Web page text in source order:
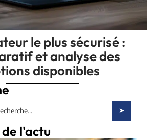
le plus sécurisé :
et analyse des
disponibles
l'actu